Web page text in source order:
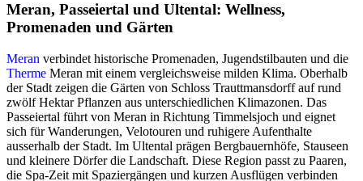
Meran, Passeiertal und Ultental: Wellness,
Promenaden und Gärten
Meran verbindet historische Promenaden, Jugendstilbauten und die
Therme Meran mit einem vergleichsweise milden Klima. Oberhalb
der Stadt zeigen die Gärten von Schloss Trauttmansdorff auf rund
zwölf Hektar Pflanzen aus unterschiedlichen Klimazonen. Das
Passeiertal führt von Meran in Richtung Timmelsjoch und eignet
sich für Wanderungen, Velotouren und ruhigere Aufenthalte
ausserhalb der Stadt. Im Ultental prägen Bergbauernhöfe, Stauseen
und kleinere Dörfer die Landschaft. Diese Region passt zu Paaren,
die Spa-Zeit mit Spaziergängen und kurzen Ausflügen verbinden